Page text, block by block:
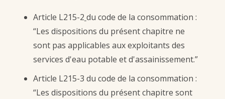
Article L215-2 du code de la consommation :
“Les dispositions du présent chapitre ne
sont pas applicables aux exploitants des
services d'eau potable et d'assainissement.”
Article L215-3 du code de la consommation :
“Les dispositions du présent chapitre sont